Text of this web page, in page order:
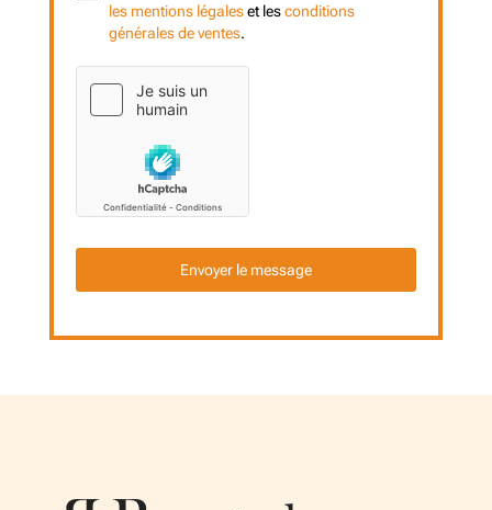
les mentions légaleset lesconditions
générales de ventes.
Envoyer le message